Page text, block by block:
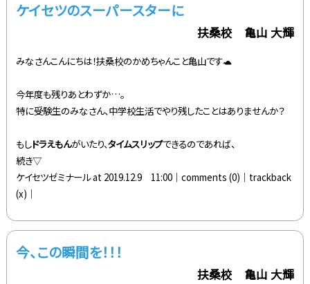
ケイセツのスーパースターに
扶桑校 亀山 大輝
みなさんこんにちは！扶桑校のかめちゃんこと亀山です🐢
今年度も残りあとわずか…。
特に受験生のみなさん、中学校生活でやり残したことはありませんか？
もしドラえもんがいたり、タイムスリップできるのであれば、
続き▽
ケイセツゼミナール at 2019.12.9 11:00│comments (0) │trackback
(x)│
今、この瞬間を！！！
扶桑校 亀山 大輝